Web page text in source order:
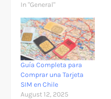
In "General"
Guía Completa para
Comprar una Tarjeta
SIM en Chile
August 12, 2025